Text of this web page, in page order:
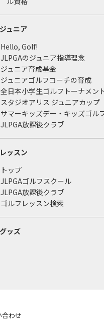
ジュニア
Hello, Golf!
JLPGAのジュニア指導理念
ジュニア育成基金
ジュニアゴルフコーチの育成
全日本小学生ゴルフトーナメン
スタジオアリス ジュニアカップ
サマーキッズデー・キッズゴル
JLPGA放課後クラブ
レッスン
トップ
JLPGAゴルフスクール
JLPGA放課後クラブ
ゴルフレッスン検索
グッズ
合わせ